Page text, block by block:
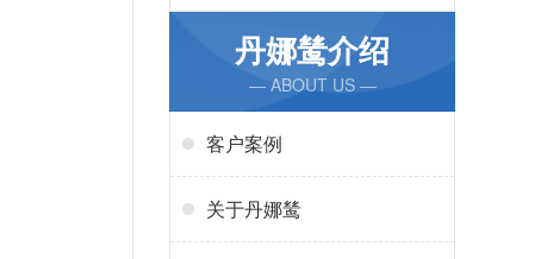
丹娜鸶介绍
— ABOUT US —
客户案例
关于丹娜鸶